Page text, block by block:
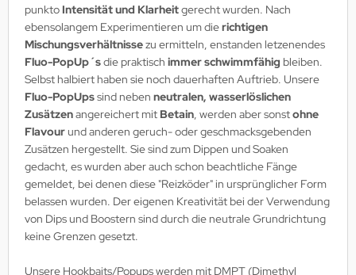
punkto Intensität und Klarheitgerecht wurden. Nach
ebensolangem Experimentieren um dierichtigen
Mischungsverhältnissezu ermitteln, enstanden letzenendes
Fluo-PopUp´sdie praktisch immer schwimmfähig bleiben.
Selbst halbiert haben sie noch dauerhaften Auftrieb. Unsere
Fluo-PopUpssind neben neutralen, wasserlöslichen
Zusätzenangereichert mit Betain, werden aber sonstohne
Flavourund anderen geruch- oder geschmacksgebenden
Zusätzen hergestellt. Sie sind zum Dippen und Soaken
gedacht, es wurden aber auch schon beachtliche Fänge
gemeldet, bei denen diese "Reizköder" in ursprünglicher Form
belassen wurden. Der eigenen Kreativität bei der Verwendung
von Dips und Boostern sind durch die neutrale Grundrichtung
keine Grenzen gesetzt.
Unsere Hookbaits/Popups werden mit DMPT (Dimethyl